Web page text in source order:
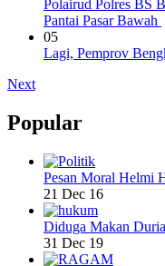
Polairud Polres BS
Pantai Pasar Bawah
05
Lagi, Pemprov
Next
Popular
Pesan Moral Helmi
21 Dec 16
Diduga Makan
31 Dec 19